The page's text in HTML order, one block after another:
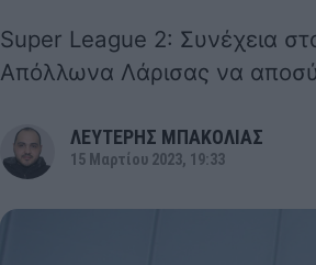
Super League 2: Συνέχεια
Απόλλωνα Λάρισας να
ΛΕΥΤΕΡΗΣ ΜΠΑΚΟΛΙΑΣ
15 Μαρτίου 2023, 19:33